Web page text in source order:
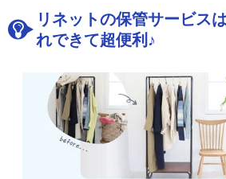
リネットの保管サービス
れできて超便利♪